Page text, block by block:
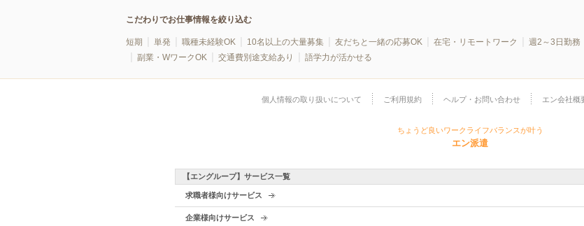
こだわりでお仕事情報を絞り込む
短期 単発 職種未経験OK 10名以上の大量募集 友だちと一緒の応募OK 在宅・リモートワーク 週2～3日勤務
副業・WワークOK
交通費別途支給あり 語学力が活かせる
個人情報の取り扱いについて ご利用規約 ヘルプ・お問い合わせ エン会社概
ちょうど良いワークライフバランスが叶う
エン派遣
【エングループ】サービス一覧
求職者様向けサービス
企業様向けサービス